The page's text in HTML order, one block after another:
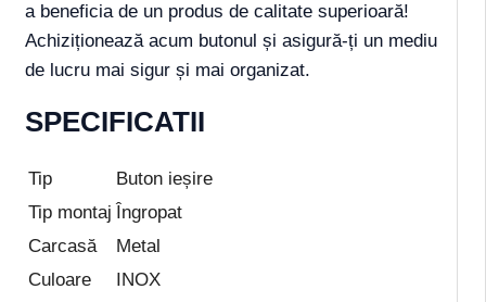
a beneficia de un produs de calitate superioară!
Achiziționează acum butonul și asigură-ți un mediu
de lucru mai sigur și mai organizat.
SPECIFICATII
Tip
Buton ieșire
Tip montaj Îngropat
Carcasă
Metal
Culoare
INOX